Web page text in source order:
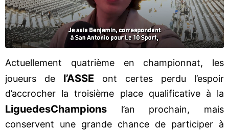
Actuellement quatrième en championnat, les
joueurs de l’ASSE ont certes perdu l’espoir
d’accrocher la troisième place qualificative à la
LiguedesChampions l’an prochain, mais
conservent une grande chance de participer à